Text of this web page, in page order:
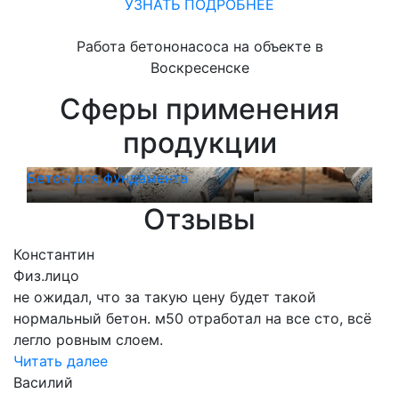
УЗНАТЬ ПОДРОБНЕЕ
Работа бетононасоса на объекте в
Воскресенске
Сферы применения
продукции
Бетон для фундамента
Отзывы
Константин
Физ.лицо
не ожидал, что за такую цену будет такой
нормальный бетон. м50 отработал на все сто, всё
легло ровным слоем.
Читать далее
Василий